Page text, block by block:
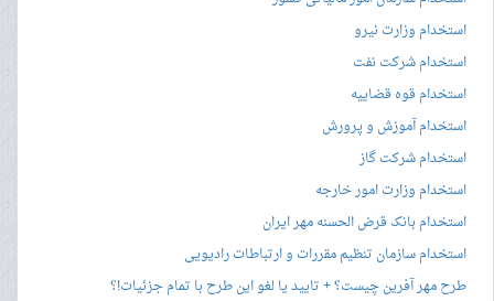
استخدام وزارت نیرو
استخدام شرکت نفت
استخدام قوه قضاییه
استخدام آموزش و پرورش
استخدام شرکت گاز
استخدام وزارت امور خارجه
استخدام بانک قرض الحسنه مهر ایران
استخدام سازمان تنظیم مقررات و ارتباطات رادیویی
طرح مهر آفرین چیست؟ + تایید یا لغو این طرح با تمام جزئیات!؟